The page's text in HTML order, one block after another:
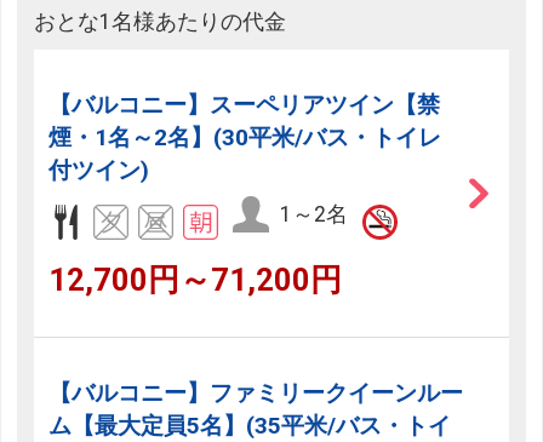
おとな1名様あたりの代金
【バルコニー】スーペリアツイン【禁
煙・1名～2名】(30平米/バス・トイレ
付ツイン)
1～2名
12,700円～71,200円
【バルコニー】ファミリークイーンルー
ム【最大定員5名】(35平米/バス・トイ